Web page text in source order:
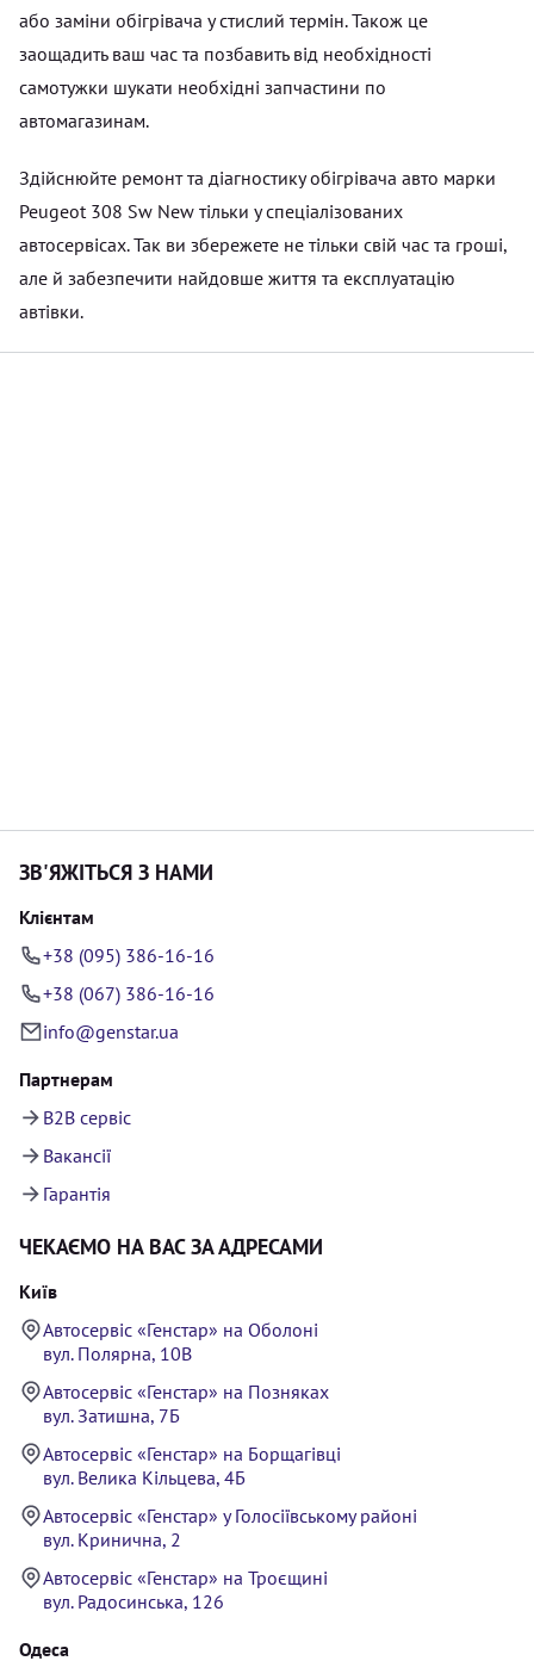
або заміни обігрівача у стислий термін. Також це
заощадить ваш час та позбавить від необхідності
самотужки шукати необхідні запчастини по
автомагазинам.
Здійснюйте ремонт та діагностику обігрівача авто марки
Peugeot 308 Sw New тільки у спеціалізованих
автосервісах. Так ви збережете не тільки свій час та гроші,
але й забезпечити найдовше життя та експлуатацію
автівки.
ЗВ'ЯЖІТЬСЯ З НАМИ
Клієнтам
+38 (095) 386-16-16
+38 (067) 386-16-16
info@genstar.ua
Партнерам
B2B сервіс
Вакансії
Гарантія
ЧЕКАЄМО НА ВАС ЗА АДРЕСАМИ
Київ
Автосервіс «Генстар» на Оболоні
вул. Полярна, 10В
Автосервіс «Генстар» на Позняках
вул. Затишна, 7Б
Автосервіс «Генстар» на Борщагівці
вул. Велика Кільцева, 4Б
Автосервіс «Генстар» у Голосіївському районі
вул. Кринична, 2
Автосервіс «Генстар» на Троєщині
вул. Радосинська, 126
Одеса